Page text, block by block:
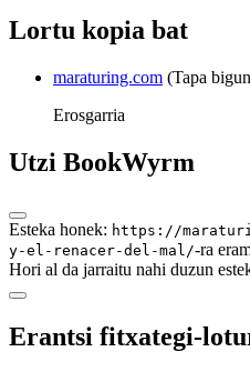
Lortu kopia bat
maraturing.com (Tapa
Erosgarria
Utzi BookWyrm
Esteka honek: https://
y-el-renacer-del-mal/-ra
Hori al da jarraitu nahi duzun
Erantsi fitxategi-